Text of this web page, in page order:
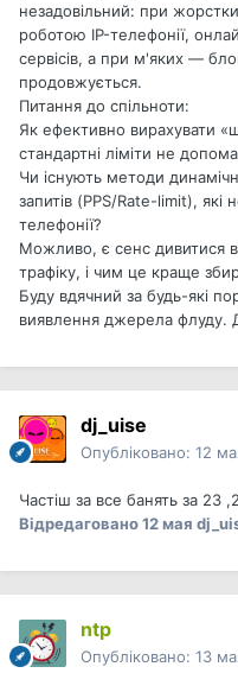
незадовільний: при
роботою IP-телефонії,
сервісів, а при м'яких —
продовжується.
Питання до спільноти:
Як ефективно вирахувати
стандартні ліміти не
Чи існують методи
запитів (PPS/Rate-limit), які
телефонії?
Можливо, є сенс дивитися в
трафіку, і чим це краще
Буду вдячний за будь-які
виявлення джерела флуду.
dj_uise
Опубліковано: 12
Частіш за все банять за 23
Відредаговано12 мая
ntp
Опубліковано: 13